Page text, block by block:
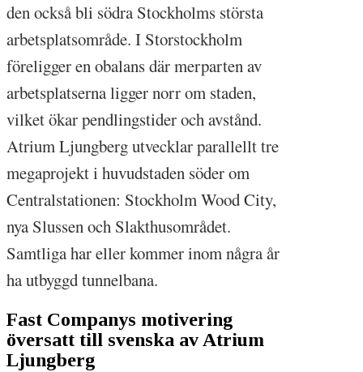
den också bli södra Stockholms största
arbetsplatsområde. I Storstockholm
föreligger en obalans där merparten av
arbetsplatserna ligger norr om staden,
vilket ökar pendlingstider och avstånd.
Atrium Ljungberg utvecklar parallellt tre
megaprojekt i huvudstaden söder om
Centralstationen: Stockholm Wood City,
nya Slussen och Slakthusområdet.
Samtliga har eller kommer inom några år
ha utbyggd tunnelbana.
Fast Companys motivering
översatt till svenska av Atrium
Ljungberg